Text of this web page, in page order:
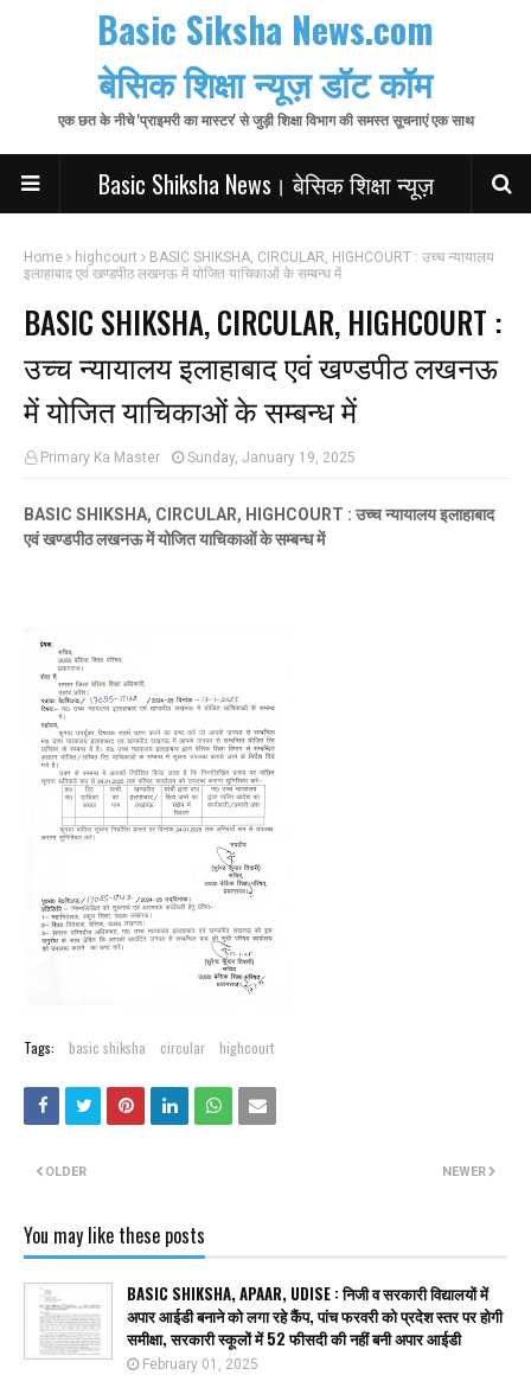
Basic Siksha News.com
बेसिक शिक्षा न्यूज़ डॉट कॉम
एक छत के नीचे 'प्राइमरी का मास्टर' से जुड़ी शिक्षा विभाग की समस्त सूचनाएं एक साथ
Basic Shiksha News। बेसिक शिक्षा न्यूज़
Home highcourt
BASIC SHIKSHA, CIRCULAR, HIGHCOURT : उच्च न्यायालय
इलाहाबाद एवं खण्डपीठ लखनऊ में योजित याचिकाओं के सम्बन्ध में
BASIC SHIKSHA, CIRCULAR, HIGHCOURT :
उच्च न्यायालय इलाहाबाद एवं खण्डपीठ लखनऊ
में योजित याचिकाओं के सम्बन्ध में
Primary Ka Master Sunday, January 19, 2025
BASIC SHIKSHA, CIRCULAR, HIGHCOURT : उच्च न्यायालय इलाहाबाद
एवं खण्डपीठ लखनऊ में योजित याचिकाओं के सम्बन्ध में
Tags: basic shiksha circular highcourt
NEWER
OLDER
You may like these posts
BASIC SHIKSHA, APAAR, UDISE : निजी व सरकारी विद्यालयों में
अपार आईडी बनाने को लगा रहे कैंप, पांच फरवरी को प्रदेश स्तर पर होगी
समीक्षा, सरकारी स्कूलों में 52 फीसदी की नहीं बनी अपार आईडी
February 01, 2025